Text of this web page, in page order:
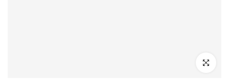
klicken um